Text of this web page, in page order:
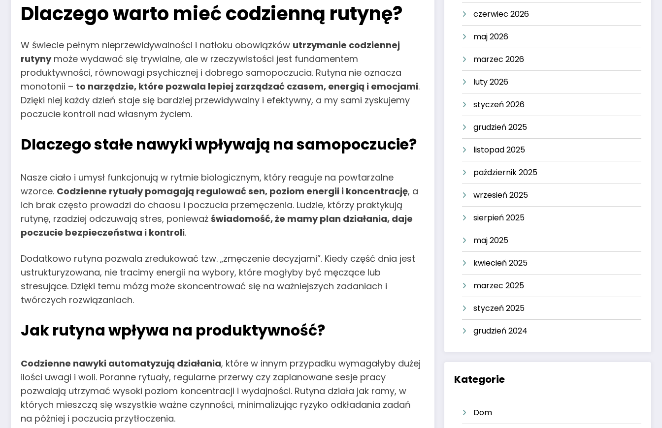
Dlaczego warto mieć codzienną rutynę?
W świecie pełnym nieprzewidywalności i natłoku obowiązków utrzymanie codziennej
rutynymoże wydawać się trywialne, ale w rzeczywistości jest fundamentem
produktywności, równowagi psychicznej i dobrego samopoczucia. Rutyna nie oznacza
monotonii – to narzędzie, które pozwala lepiej zarządzać czasem, energią i emocjami.
Dzięki niej każdy dzień staje się bardziej przewidywalny i efektywny, a my sami zyskujemy
poczucie kontroli nad własnym życiem.
Dlaczego stałe nawyki wpływają na samopoczucie?
Nasze ciało i umysł funkcjonują w rytmie biologicznym, który reaguje na powtarzalne
wzorce. Codzienne rytuały pomagają regulować sen, poziom energii i koncentrację, a
ich brak często prowadzi do chaosu i poczucia przemęczenia. Ludzie, którzy praktykują
rutynę, rzadziej odczuwają stres, ponieważ świadomość, że mamy plan działania, daje
poczucie bezpieczeństwa i kontroli.
Dodatkowo rutyna pozwala zredukować tzw. „zmęczenie decyzjami”. Kiedy część dnia jest
ustrukturyzowana, nie tracimy energii na wybory, które mogłyby być męczące lub
stresujące. Dzięki temu mózg może skoncentrować się na ważniejszych zadaniach i
twórczych rozwiązaniach.
Jak rutyna wpływa na produktywność?
Codzienne nawyki automatyzują działania, które w innym przypadku wymagałyby dużej
ilości uwagi i woli. Poranne rytuały, regularne przerwy czy zaplanowane sesje pracy
pozwalają utrzymać wysoki poziom koncentracji i wydajności. Rutyna działa jak ramy, w
których mieszczą się wszystkie ważne czynności, minimalizując ryzyko odkładania zadań
na później i poczucia przytłoczenia.
czerwiec 2026
maj 2026
marzec 2026
luty 2026
styczeń 2026
grudzień 2025
listopad 2025
październik 2025
wrzesień 2025
sierpień 2025
maj 2025
kwiecień 2025
marzec 2025
styczeń 2025
grudzień 2024
Kategorie
Dom